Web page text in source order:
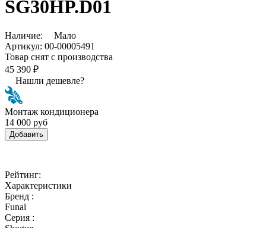
SG30HP.D01
Наличие:
Мало
Артикул: 00-00005491
Товар снят с производства
45 390 ₽
Нашли дешевле?
Монтаж кондиционера
14 000 руб
Добавить
Рейтинг:
Характеристики
Бренд :
Funai
Серия :